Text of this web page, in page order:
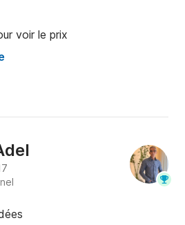
et de boissons non
la possibilité de nager avec
depuis/vers votre hôtel
:
par jour en hiver.
voir le prix